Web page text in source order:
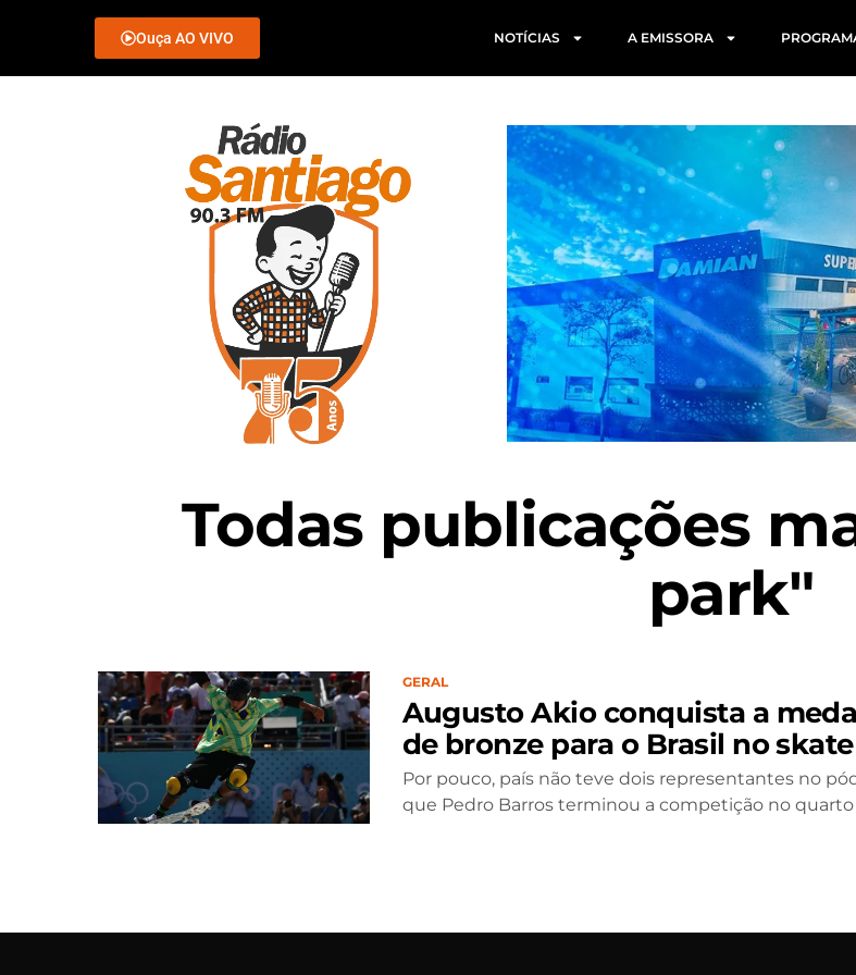
Ouça AO VIVO NOTÍCIAS A EMISSORA
Todas publicações
park"
GERAL
Augusto Akio conquista a
de bronze para o Brasil no
Por pouco, país não teve dois representantes no
que Pedro Barros terminou a competição no